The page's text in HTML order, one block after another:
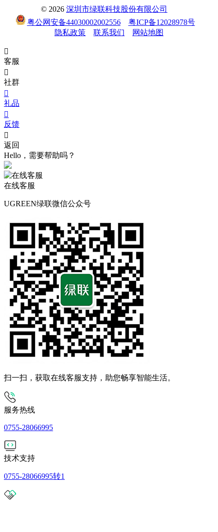
© 2026 深圳市绿联科技股份有限公司
粤公网安备44030002002556
粤ICP备12028978号
隐私政策
联系我们 网站地图

客服

社群

礼品

反馈

返回
Hello，需要帮助吗？
在线客服
UGREEN绿联微信公众号
扫一扫，获取在线客服支持，助您畅享智能生活。
服务热线
0755-28066995
技术支持
0755-28066995转1